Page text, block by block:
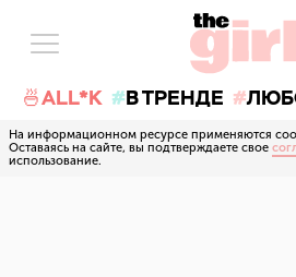
🍜ALL*K В ТРЕНДЕ
На информационном ресурсе применяются
Оставаясь на сайте, вы подтверждаете свое
использование.